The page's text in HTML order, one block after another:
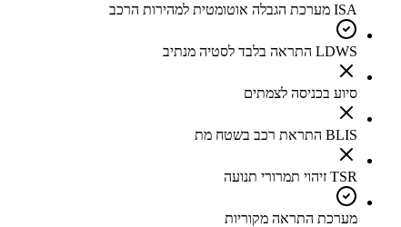
ISA מערכת הגבלה אוטומטית למהירות הרכב
LDWS התראה בלבד לסטיה מנתיב
סיוע בכניסה לצמתים
BLIS התראת רכב בשטח מת
TSR זיהוי תמרורי תנועה
מערכת התראה מקוריות